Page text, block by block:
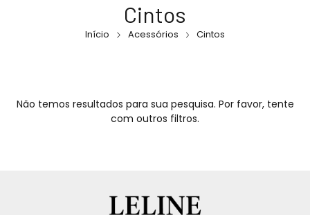
Cintos
Início Acessórios Cintos
Não temos resultados para sua pesquisa. Por favor, tente
com outros filtros.